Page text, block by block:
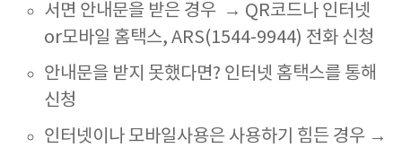
서면 안내문을 받은 경우 → QR코드나 인터넷
or모바일 홈택스, ARS(1544-9944) 전화 신청
안내문을 받지 못했다면? 인터넷 홈택스를 통해
신청
인터넷이나 모바일사용은 사용하기 힘든 경우 →